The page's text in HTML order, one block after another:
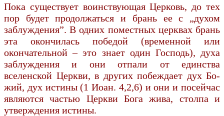
Пока существует воинствующая Церковь, до тех
пор будет продолжаться и брань ее с „духом
заблуждения”. В одних поместных цер­квах брань
эта окончилась победой (временной или
окончательной – это знает один Господь), духа
заблуждения и они отпали от единства
вселенской Церкви, в других побеждает дух Бо­
жий, дух истины (1 Иоан. 4,2,6) и они и посейчас
являются частью Церкви Бога жива, столпа и
утверждения истины.